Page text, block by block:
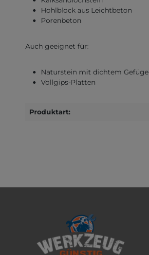
Hohlblock aus Leichtbeton
Porenbeton
Auch geeignet für:
Naturstein mit dichtem Gefüge
Vollgips-Platten
Produktart: